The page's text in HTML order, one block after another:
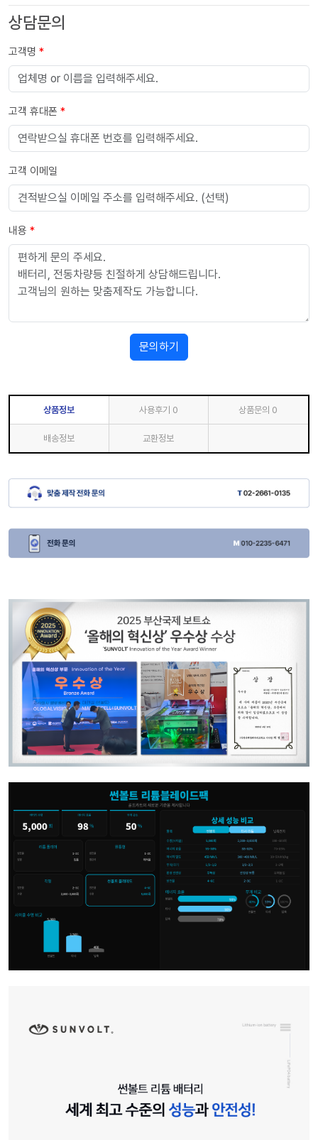
상담문의
고객명 *
고객 휴대폰 *
고객 이메일
내용 *
문의하기
상품정보 사용후기 0 상품문의 0
배송정보 교환정보